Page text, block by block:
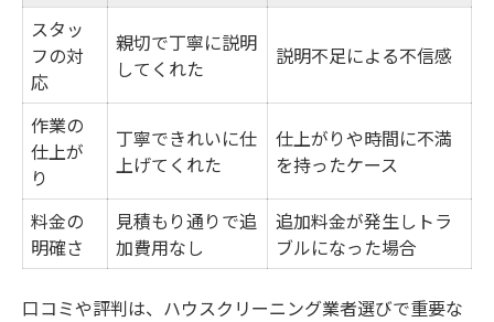
スタッ
フの対
応
親切で丁寧に説明
してくれた
説明不足による不信感
作業の
仕上が
り
丁寧できれいに仕
上げてくれた
仕上がりや時間に不満
を持ったケース
料金の
明確さ
見積もり通りで追
加費用なし
追加料金が発生しトラ
ブルになった場合
口コミや評判は、ハウスクリーニング業者選びで重要な